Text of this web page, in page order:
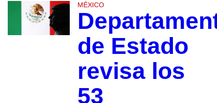
MÉXICO
de Estado
revisa los
53